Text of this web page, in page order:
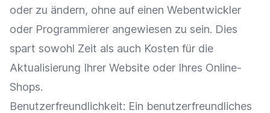
oder zu ändern, ohne auf einen Webentwickler
oder Programmierer angewiesen zu sein. Dies
spart sowohl Zeit als auch Kosten für die
Aktualisierung Ihrer Website oder Ihres Online-
Shops.
Benutzerfreundlichkeit: Ein benutzerfreundliches